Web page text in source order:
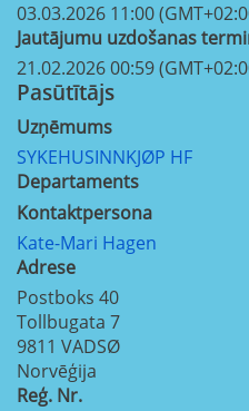
03.03.2026 11:00
Jautājumu uzdošanas
21.02.2026 00:59
Pasūtītājs
Uzņēmums
SYKEHUSINNKJØP HF
Departaments
Kontaktpersona
Kate-Mari Hagen
Adrese
Postboks 40
Tollbugata 7
9811 VADSØ
Norvēģija
Reģ. Nr.